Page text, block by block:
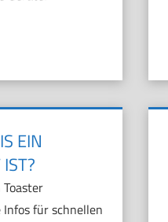
EIN
für schnellen